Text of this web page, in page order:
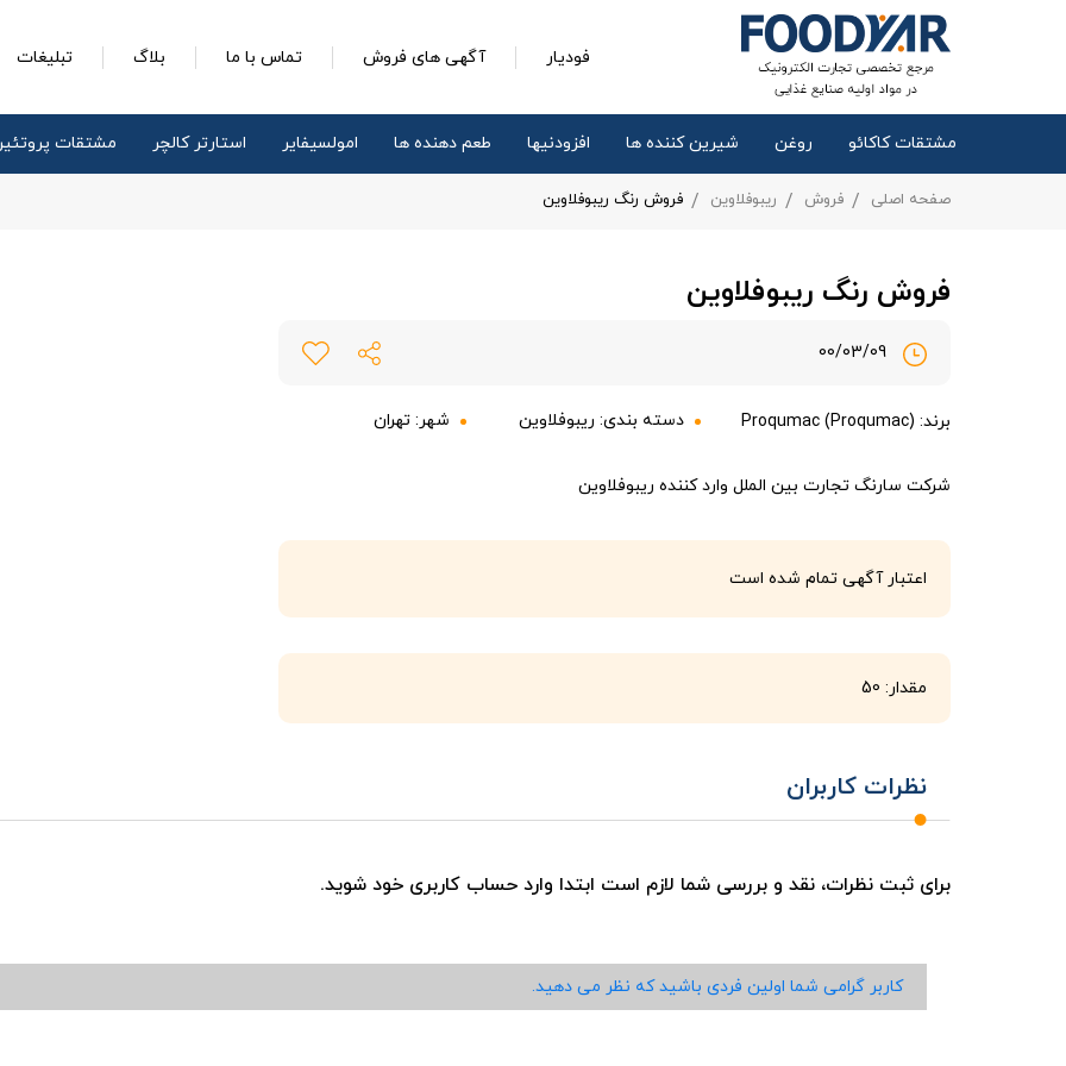
فودیار آگهی های فروش تماس با ما بلاگ تبلیغات
مشتقات کاکائو روغن شیرین کننده ها افزودنیها طعم دهنده ها امولسیفایر استارتر کالچر مشتقات
صفحه اصلی فروش ریبوفلاوین فروش رنگ ریبوفلاوین
فروش رنگ ریبوفلاوین
برند: Proqumac (Proqumac) دسته بندی: ریبوفلاوین شهر: تهران
شرکت سارنگ تجارت بین الملل وارد کننده ریبوفلاوین
اعتبار آگهی تمام شده است
مقدار: 50
نظرات کاربران
برای ثبت نظرات، نقد و بررسی شما لازم است ابتدا وارد حساب کاربری خود شوید.
کاربر گرامی شما اولین فردی باشید که نظر می دهید.